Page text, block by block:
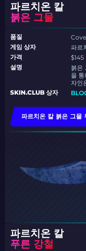
파르치온 칼
붉은 그물
품질
게임 상자
파르
가격
설명
붉은
을
자인
SKIN.CLUB 상자
파르치온 칼 붉은 그물
파르치온 칼
푸른 강철